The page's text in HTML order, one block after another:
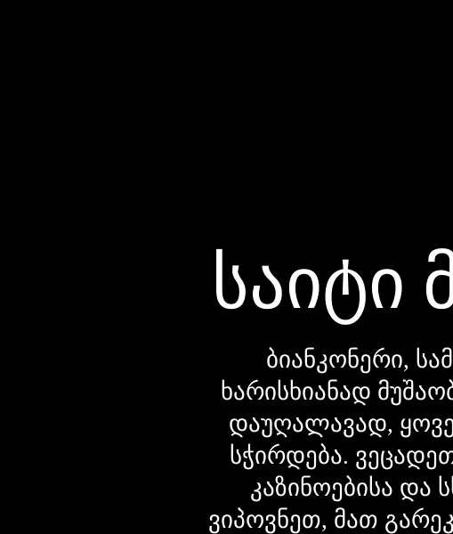
საიტი
ბიანკონერი,
ხარისხიანად
დაუღალავად,
სჭირდება.
კაზინოებისა და
ვიპოვნეთ, მათ